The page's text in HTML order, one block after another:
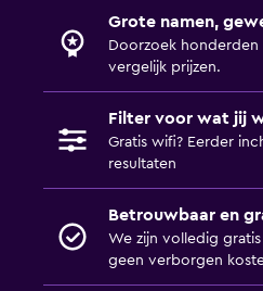
Grote namen,
Doorzoek honderden
vergelijk prijzen.
Filter voor wat jij
Gratis wifi? Eerder
resultaten
Betrouwbaar en
We zijn volledig
geen verborgen